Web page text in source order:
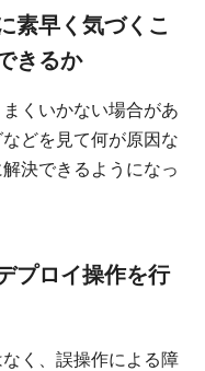
素早く気づくこ
きるか
くいかない場合があ
どを見て何が原因な
決できるようになっ
プロイ操作を行
く、誤操作による障